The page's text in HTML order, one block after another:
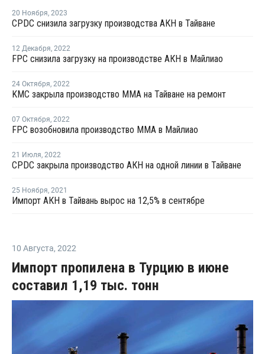
20 Ноября, 2023
CPDC снизила загрузку производства АКН в Тайване
12 Декабря, 2022
FPC снизила загрузку на производстве АКН в Майлиао
24 Октября, 2022
KMC закрыла производство ММА на Тайване на ремонт
07 Октября, 2022
FPC возобновила производство ММА в Майлиао
21 Июля, 2022
CPDC закрыла производство АКН на одной линии в Тайване
25 Ноября, 2021
Импорт АКН в Тайвань вырос на 12,5% в сентябре
10 Августа, 2022
Импорт пропилена в Турцию в июне
составил 1,19 тыс. тонн